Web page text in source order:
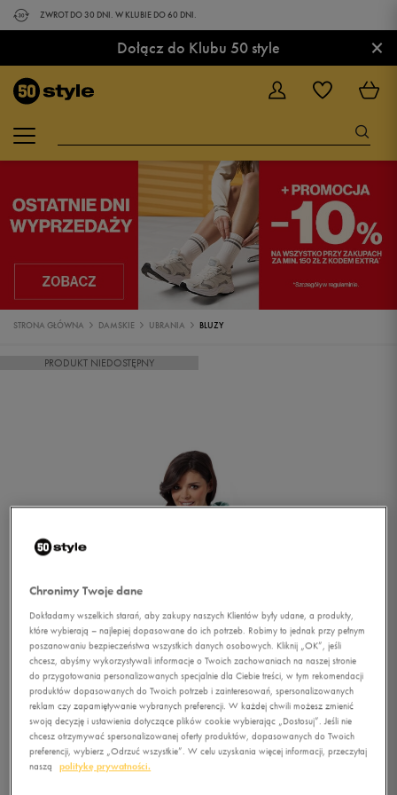
ZWROT DO 30 DNI. W KLUBIE DO 60 DNI.
Dołącz do Klubu 50 style ×
STRONA GŁÓWNA DAMSKIE UBRANIA BLUZY
PRODUKT NIEDOSTĘPNY
Chronimy Twoje dane
Dokładamy wszelkich starań, aby zakupy naszych Klientów były udane, a produkty,
które wybierają – najlepiej dopasowane do ich potrzeb. Robimy to jednak przy pełnym
poszanowaniu bezpieczeństwa wszystkich danych osobowych. Kliknij „OK”, jeśli
chcesz, abyśmy wykorzystywali informacje o Twoich zachowaniach na naszej stronie
do przygotowania personalizowanych specjalnie dla Ciebie treści, w tym rekomendacji
produktów dopasowanych do Twoich potrzeb i zainteresowań, spersonalizowanych
reklam czy zapamiętywanie wybranych preferencji. W każdej chwili możesz zmienić
swoją decyzję i ustawienia dotyczące plików cookie wybierając „Dostosuj”. Jeśli nie
chcesz otrzymywać spersonalizowanej oferty produktów, dopasowanych do Twoich
preferencji, wybierz „Odrzuć wszystkie”. W celu uzyskania więcej informacji, przeczytaj
naszą
politykę prywatności.